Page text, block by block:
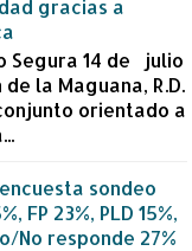
gracias a
Segura 14 de julio
la Maguana, R.D.
orientado a
sondeo
FP 23%, PLD 15%,
No responde 27%